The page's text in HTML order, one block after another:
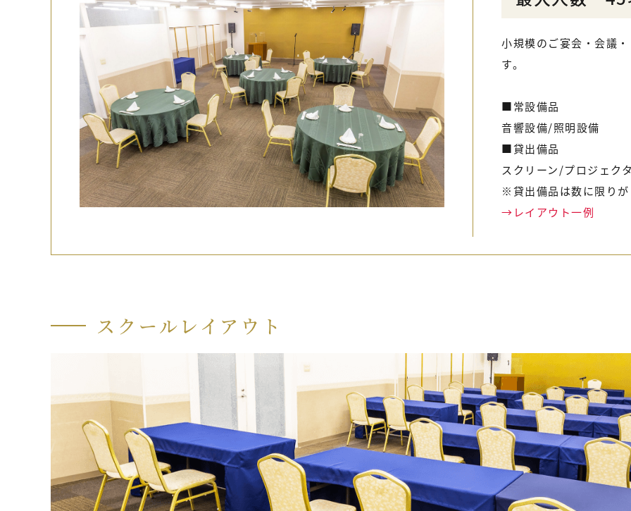
小規模のご宴会・会議
す。
■常設備品
音響設備/照明設備
■貸出備品
スクリーン/プロジェク
※貸出備品は数に限り
→レイアウト一例
スクールレイアウト